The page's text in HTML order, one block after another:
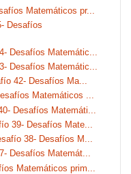
Matemáticos pr...
Desafíos
Desafíos Matemátic...
Desafíos Matemátic...
42- Desafíos Ma...
Matemáticos ...
Desafíos Matemáti...
39- Desafíos Mate...
38- Desafíos M...
Desafíos Matemát...
Matemáticos prim...